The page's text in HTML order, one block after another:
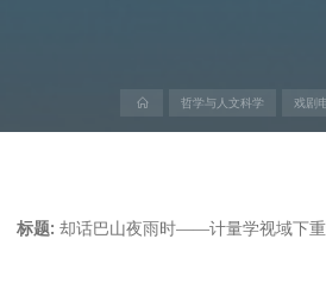
哲学与人文科学 戏剧
标题: 却话巴山夜雨时——计量学视域下